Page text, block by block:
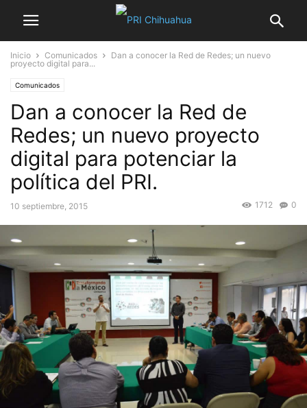
Inicio Comunicados
Dan a conocer la Red de Redes; un nuevo
proyecto digital para...
Comunicados
Dan a conocer la Red de
Redes; un nuevo proyecto
digital para potenciar la
política del PRI.
10 septiembre, 2015 0
1712